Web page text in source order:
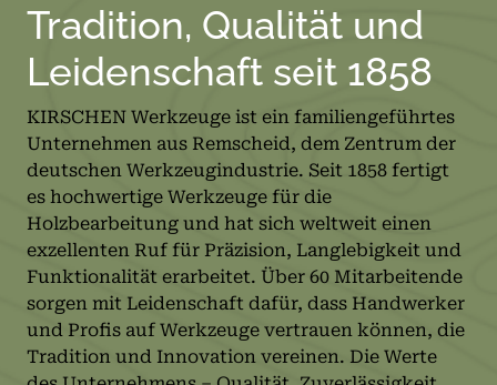
Tradition, Qualität und
Leidenschaft seit 1858
KIRSCHEN Werkzeuge ist ein familiengeführtes
Unternehmen aus Remscheid, dem Zentrum der
deutschen Werkzeugindustrie. Seit 1858 fertigt
es hochwertige Werkzeuge für die
Holzbearbeitung und hat sich weltweit einen
exzellenten Ruf für Präzision, Langlebigkeit und
Funktionalität erarbeitet. Über 60 Mitarbeitende
sorgen mit Leidenschaft dafür, dass Handwerker
und Profis auf Werkzeuge vertrauen können, die
Tradition und Innovation vereinen. Die Werte